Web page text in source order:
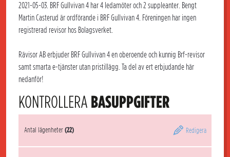
2021-05-03. BRF Gullvivan 4 har 4 ledamöter och 2 suppleanter. Bengt
Martin Casterud är ordförande i BRF Gullvivan 4. Föreningen har ingen
registrerad revisor hos Bolagsverket.
Rävisor AB erbjuder BRF Gullvivan 4 en oberoende och kunnig Brf-revisor
samt smarta e-tjänster utan pristillägg. Ta del av ert erbjudande här
nedanför!
KONTROLLERA BASUPPGIFTER
Antal lägenheter(22) Redigera